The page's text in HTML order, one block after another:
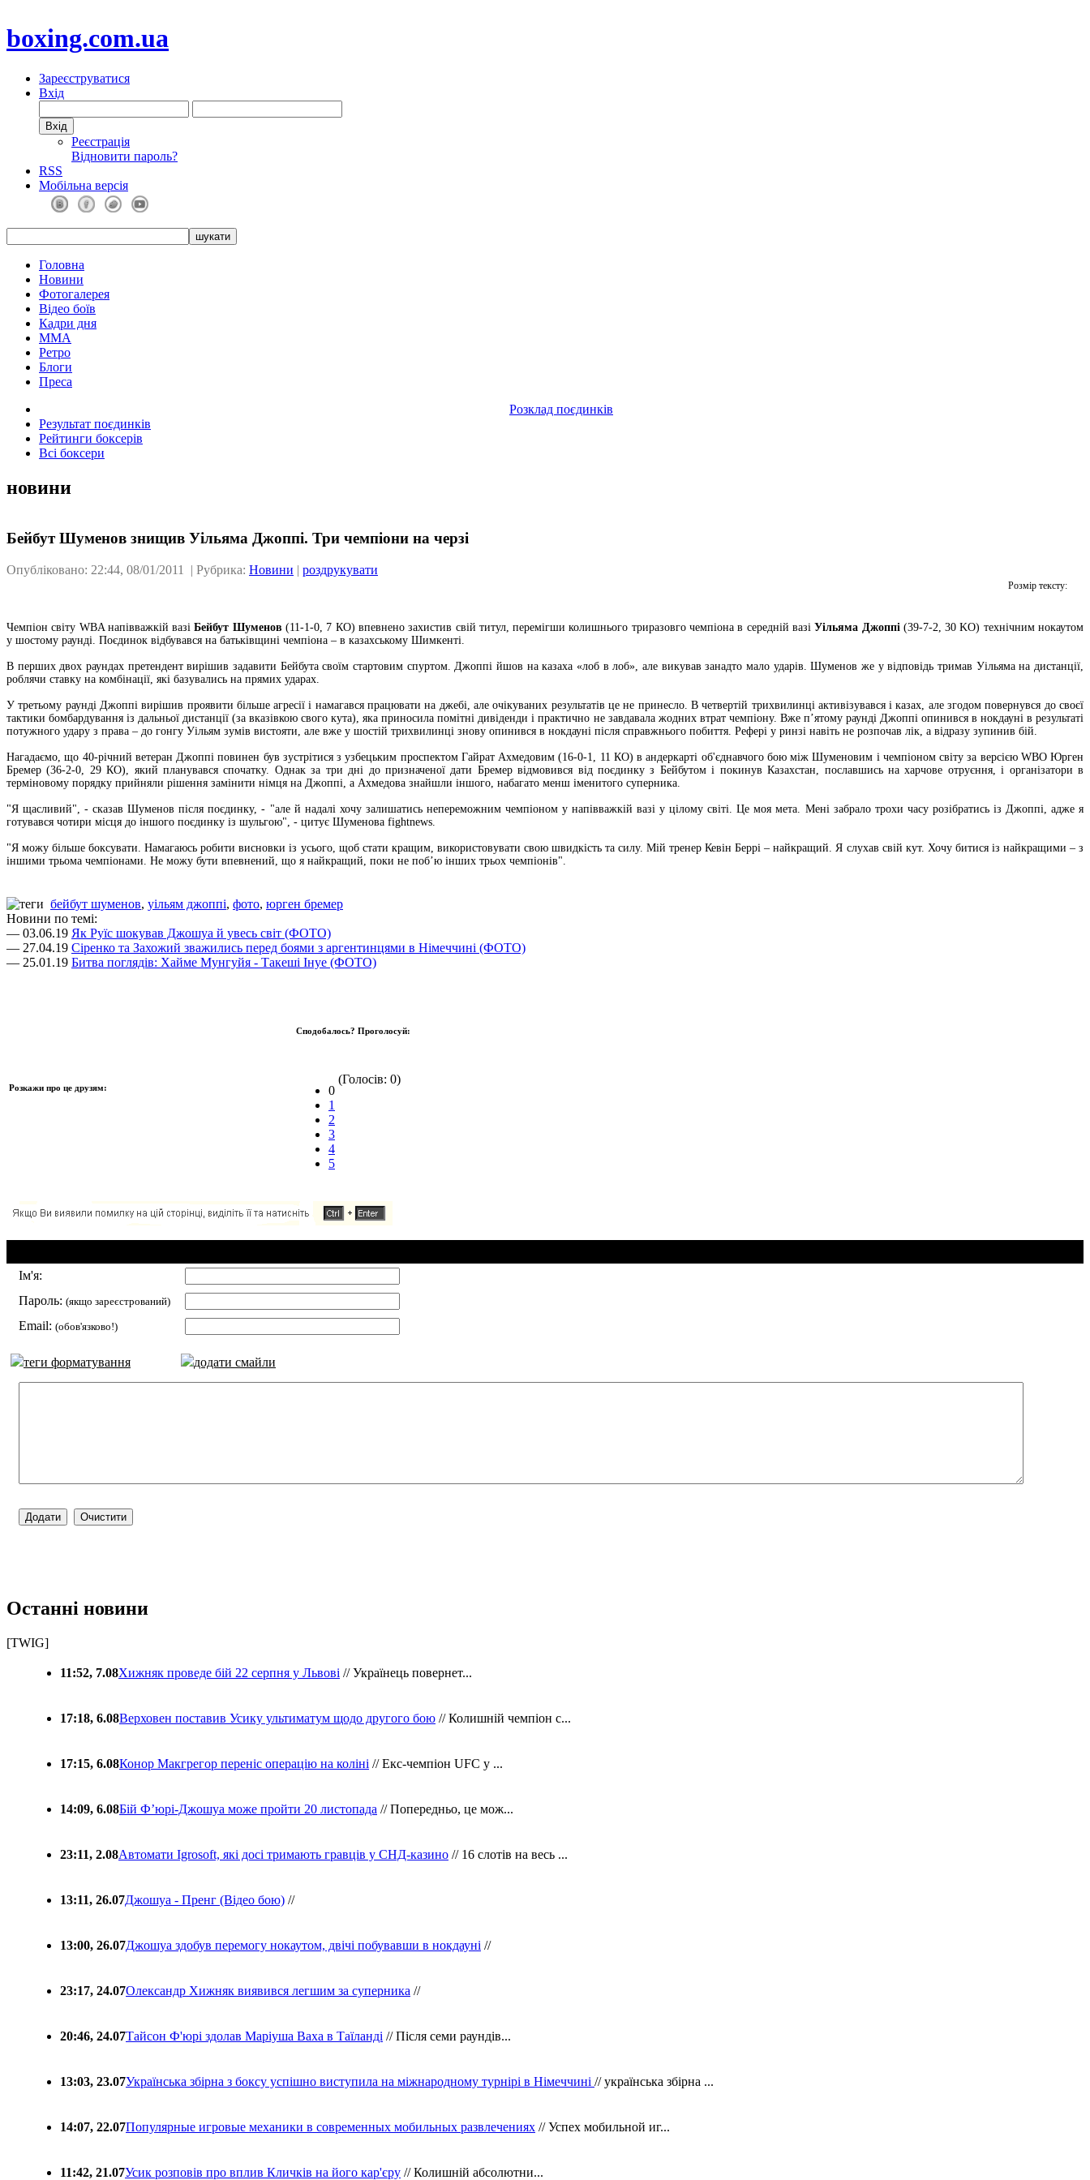
boxing.com.ua
Зареєструватися
Вхід
Реєстрація
Відновити пароль?
RSS
Мобільна версія
Головна
Новини
Фотогалерея
Відео боїв
Кадри дня
ММА
Ретро
Блоги
Преса
Розклад поєдинків
Результат поєдинків
Рейтинги боксерів
Всі боксери
новини
Бейбут Шуменов знищив Уільяма Джоппі. Три чемпіони на черзі
Опубліковано: 22:44, 08/01/2011 | Рубрика: Новини | роздрукувати
Розмір тексту:
Чемпіон світу WBA напівважкій вазі Бейбут Шуменов (11-1-0, 7 КО) впевнено захистив свій титул, перемігши колишнього триразовго чемпіона в середній вазіУільяма Джоппі (39-7-2, 30 KO) технічним нокаутом
у шостому раунді. Поєдинок відбувався на батьківщині чемпіона – в казахському Шимкенті.
В перших двох раундах претендент вирішив задавити Бейбута своїм стартовим спуртом. Джоппі йшов на казаха «лоб в лоб», але викував занадто мало ударів. Шуменов же у відповідь тримав Уільяма на дистанції,
роблячи ставку на комбінації, які базувались на прямих ударах.
У третьому раунді Джоппі вирішив проявити більше агресії і намагався працювати на джебі, але очікуваних результатів це не принесло. В четвертій трихвилинці активізувався і казах, але згодом повернувся до своєї
тактики бомбардування із дальньої дистанції (за вказівкою свого кута), яка приносила помітні дивіденди і практично не завдавала жодних втрат чемпіону. Вже п’ятому раунді Джоппі опинився в нокдауні в результаті
потужного удару з права – до гонгу Уільям зумів вистояти, але вже у шостій трихвилинці знову опинився в нокдауні після справжнього побиття. Рефері у ринзі навіть не розпочав лік, а відразу зупинив бій.
Нагадаємо, що 40-річний ветеран Джоппі повинен був зустрітися з узбецьким проспектом Гайрат Ахмедовим (16-0-1, 11 КО) в андеркарті об'єднавчого бою між Шуменовим і чемпіоном світу за версією WBO Юрген
Бремер (36-2-0, 29 КО), який планувався спочатку. Однак за три дні до призначеної дати Бремер відмовився від поєдинку з Бейбутом і покинув Казахстан, пославшись на харчове отруєння, і організатори в
терміновому порядку прийняли рішення замінити німця на Джоппі, а Ахмедова знайшли іншого, набагато менш іменитого суперника.
"Я щасливий", - сказав Шуменов після поєдинку, - "але й надалі хочу залишатись непереможним чемпіоном у напівважкій вазі у цілому світі. Це моя мета. Мені забрало трохи часу розібратись із Джоппі, адже я
готувався чотири місця до іншого поєдинку із шульгою", - цитує Шуменова fightnews.
"Я можу більше боксувати. Намагаюсь робити висновки із усього, щоб стати кращим, використовувати свою швидкість та силу. Мій тренер Кевін Беррі – найкращий. Я слухав свій кут. Хочу битися із найкращими – з
іншими трьома чемпіонами. Не можу бути впевнений, що я найкращий, поки не поб’ю інших трьох чемпіонів".
бейбут шуменов, уільям джоппі, фото, юрген бремер
Новини по темі:
— 03.06.19 Як Руїс шокував Джошуа й увесь світ (ФОТО)
— 27.04.19 Сіренко та Захожий зважились перед боями з аргентинцями в Німеччині (ФОТО)
— 25.01.19 Битва поглядів: Хайме Мунгуйя - Такеші Інуе (ФОТО)
Розкажи про це друзям:
Сподобалось? Проголосуй:
0
1
2
3
4
5
(Голосів: 0)
Ім'я:
Пароль: (якщо зареєстрований)
Email: (обов'язково!)
теги форматування додати смайли
Останні новини
[TWIG]
11:52, 7.08Хижняк проведе бій 22 серпня у Львові // Українець повернет...
17:18, 6.08Верховен поставив Усику ультиматум щодо другого бою // Колишній чемпіон с...
17:15, 6.08Конор Макгрегор переніс операцію на коліні // Екс-чемпіон UFC у ...
14:09, 6.08Бій Ф’юрі-Джошуа може пройти 20 листопада // Попередньо, це мож...
23:11, 2.08Автомати Igrosoft, які досі тримають гравців у СНД-казино // 16 слотів на весь ...
13:11, 26.07Джошуа - Пренг (Відео бою) //
13:00, 26.07Джошуа здобув перемогу нокаутом, двічі побувавши в нокдауні //
23:17, 24.07Олександр Хижняк виявився легшим за суперника //
20:46, 24.07Тайсон Ф'юрі здолав Маріуша Ваха в Таїланді // Після семи раундів...
13:03, 23.07Українська збірна з боксу успішно виступила на міжнародному турнірі в Німеччині // українська збірна ...
14:07, 22.07Популярные игровые механики в современных мобильных развлечениях // Успех мобильной иг...
11:42, 21.07Усик розповів про вплив Кличків на його кар'єру // Колишній абсолютни...